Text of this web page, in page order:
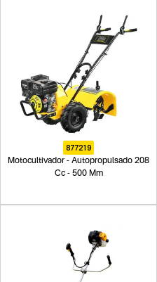
877219
Motocultivador - Autopropulsado 208
Cc - 500 Mm